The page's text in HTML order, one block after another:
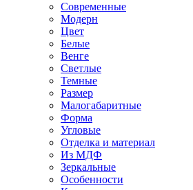
Современные
Модерн
Цвет
Белые
Венге
Светлые
Темные
Размер
Малогабаритные
Форма
Угловые
Отделка и материал
Из МДФ
Зеркальные
Особенности